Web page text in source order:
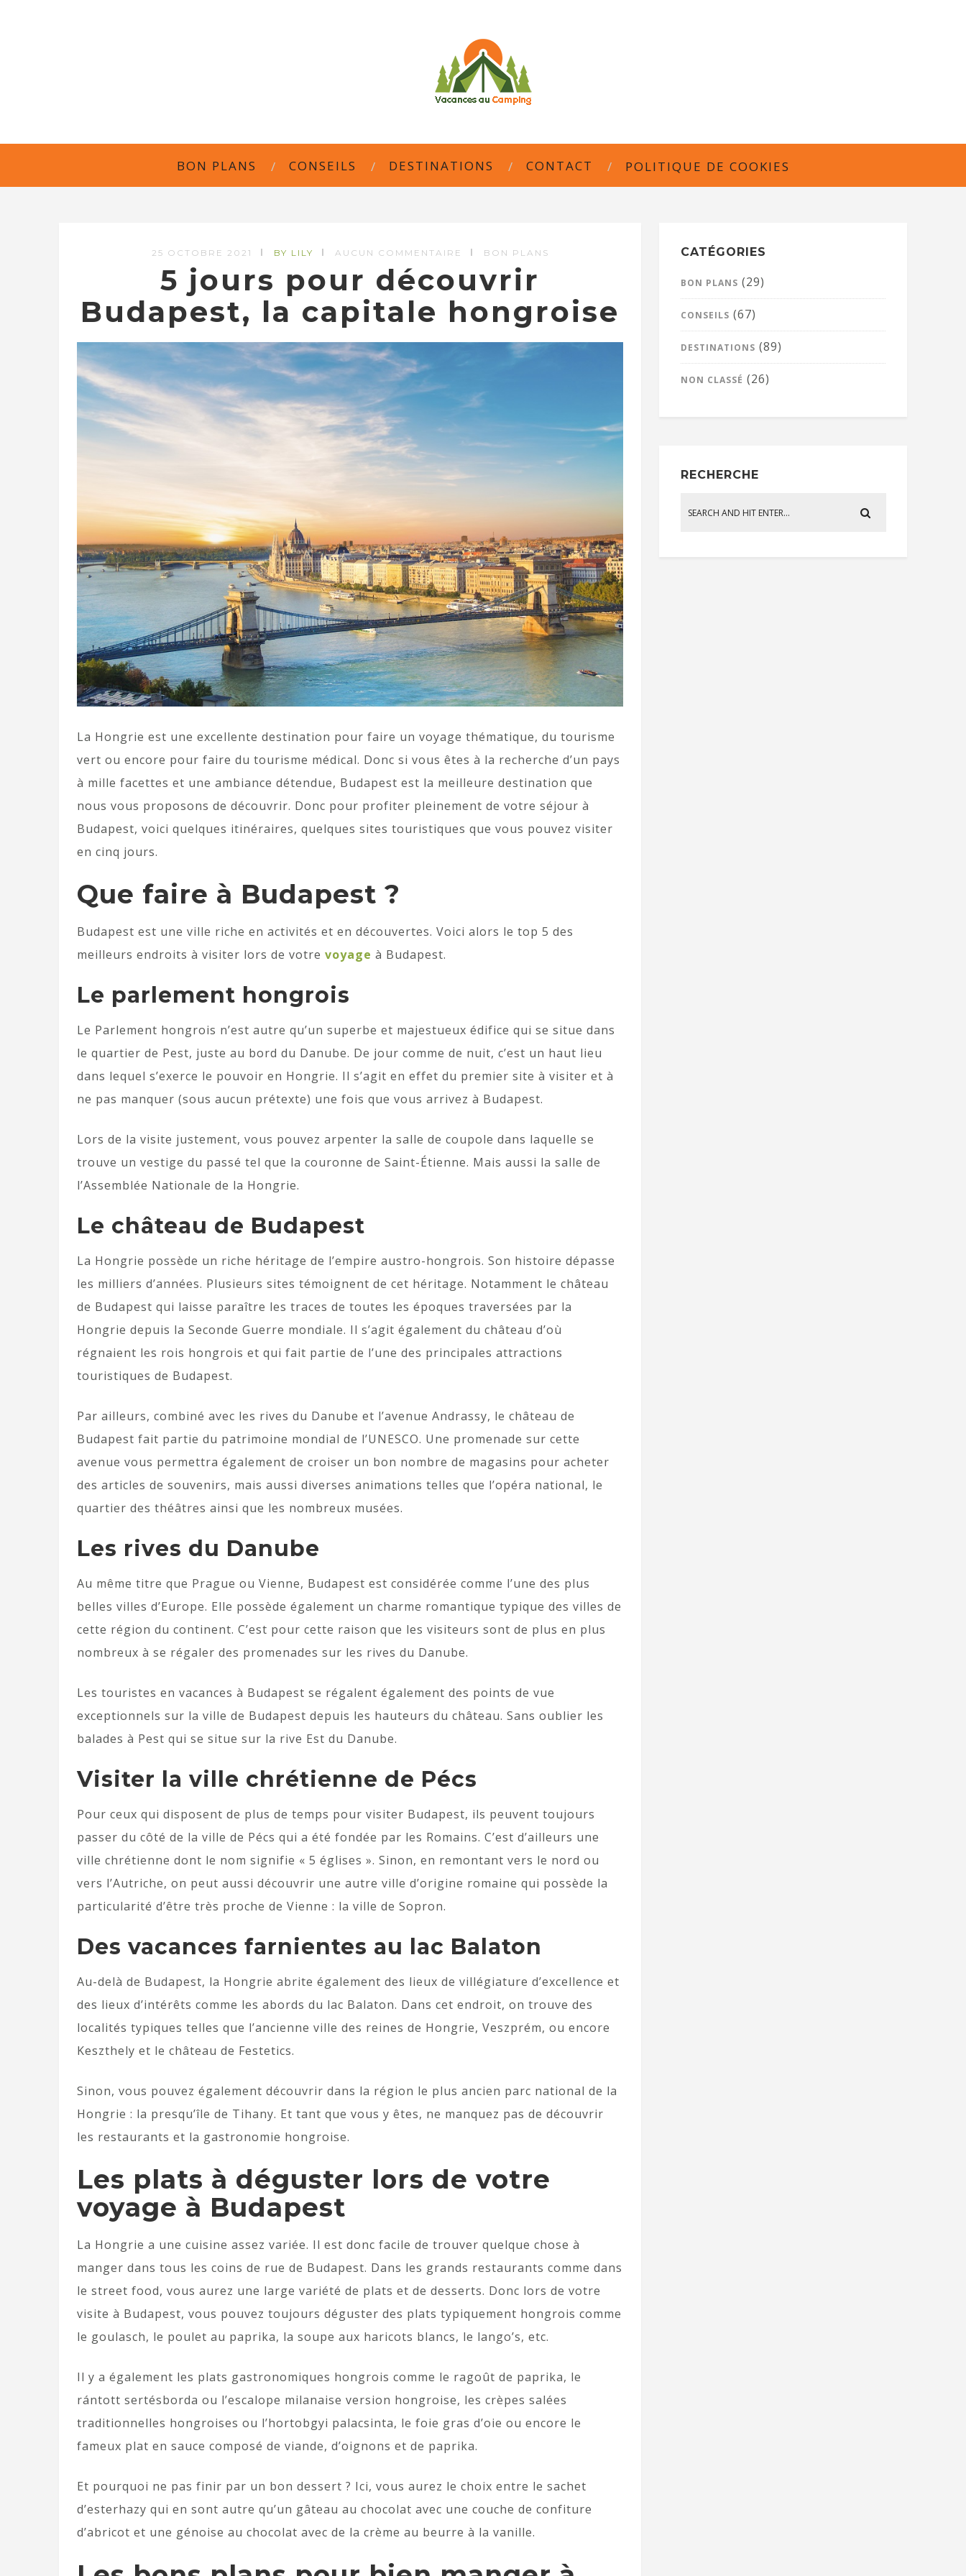
BON PLANS CONSEILS DESTINATIONS CONTACT POLITIQUE DE COOKIES
25 OCTOBRE 2021 BY LILY AUCUN COMMENTAIRE BON PLANS
5 jours pour découvrir
Budapest, la capitale hongroise
La Hongrie est une excellente destination pour faire un voyage thématique, du tourisme
vert ou encore pour faire du tourisme médical. Donc si vous êtes à la recherche d’un pays
à mille facettes et une ambiance détendue, Budapest est la meilleure destination que
nous vous proposons de découvrir. Donc pour profiter pleinement de votre séjour à
Budapest, voici quelques itinéraires, quelques sites touristiques que vous pouvez visiter
en cinq jours.
Que faire à Budapest ?
Budapest est une ville riche en activités et en découvertes. Voici alors le top 5 des
meilleurs endroits à visiter lors de votre voyage à Budapest.
Le parlement hongrois
Le Parlement hongrois n’est autre qu’un superbe et majestueux édifice qui se situe dans
le quartier de Pest, juste au bord du Danube. De jour comme de nuit, c’est un haut lieu
dans lequel s’exerce le pouvoir en Hongrie. Il s’agit en effet du premier site à visiter et à
ne pas manquer (sous aucun prétexte) une fois que vous arrivez à Budapest.
Lors de la visite justement, vous pouvez arpenter la salle de coupole dans laquelle se
trouve un vestige du passé tel que la couronne de Saint-Étienne. Mais aussi la salle de
l’Assemblée Nationale de la Hongrie.
Le château de Budapest
La Hongrie possède un riche héritage de l’empire austro-hongrois. Son histoire dépasse
les milliers d’années. Plusieurs sites témoignent de cet héritage. Notamment le château
de Budapest qui laisse paraître les traces de toutes les époques traversées par la
Hongrie depuis la Seconde Guerre mondiale. Il s’agit également du château d’où
régnaient les rois hongrois et qui fait partie de l’une des principales attractions
touristiques de Budapest.
Par ailleurs, combiné avec les rives du Danube et l’avenue Andrassy, le château de
Budapest fait partie du patrimoine mondial de l’UNESCO. Une promenade sur cette
avenue vous permettra également de croiser un bon nombre de magasins pour acheter
des articles de souvenirs, mais aussi diverses animations telles que l’opéra national, le
quartier des théâtres ainsi que les nombreux musées.
Les rives du Danube
Au même titre que Prague ou Vienne, Budapest est considérée comme l’une des plus
belles villes d’Europe. Elle possède également un charme romantique typique des villes de
cette région du continent. C’est pour cette raison que les visiteurs sont de plus en plus
nombreux à se régaler des promenades sur les rives du Danube.
Les touristes en vacances à Budapest se régalent également des points de vue
exceptionnels sur la ville de Budapest depuis les hauteurs du château. Sans oublier les
balades à Pest qui se situe sur la rive Est du Danube.
Visiter la ville chrétienne de Pécs
Pour ceux qui disposent de plus de temps pour visiter Budapest, ils peuvent toujours
passer du côté de la ville de Pécs qui a été fondée par les Romains. C’est d’ailleurs une
ville chrétienne dont le nom signifie « 5 églises ». Sinon, en remontant vers le nord ou
vers l’Autriche, on peut aussi découvrir une autre ville d’origine romaine qui possède la
particularité d’être très proche de Vienne : la ville de Sopron.
Des vacances farnientes au lac Balaton
Au-delà de Budapest, la Hongrie abrite également des lieux de villégiature d’excellence et
des lieux d’intérêts comme les abords du lac Balaton. Dans cet endroit, on trouve des
localités typiques telles que l’ancienne ville des reines de Hongrie, Veszprém, ou encore
Keszthely et le château de Festetics.
Sinon, vous pouvez également découvrir dans la région le plus ancien parc national de la
Hongrie : la presqu’île de Tihany. Et tant que vous y êtes, ne manquez pas de découvrir
les restaurants et la gastronomie hongroise.
Les plats à déguster lors de votre
voyage à Budapest
La Hongrie a une cuisine assez variée. Il est donc facile de trouver quelque chose à
manger dans tous les coins de rue de Budapest. Dans les grands restaurants comme dans
le street food, vous aurez une large variété de plats et de desserts. Donc lors de votre
visite à Budapest, vous pouvez toujours déguster des plats typiquement hongrois comme
le goulasch, le poulet au paprika, la soupe aux haricots blancs, le lango’s, etc.
Il y a également les plats gastronomiques hongrois comme le ragoût de paprika, le
rántott sertésborda ou l’escalope milanaise version hongroise, les crèpes salées
traditionnelles hongroises ou l’hortobgyi palacsinta, le foie gras d’oie ou encore le
fameux plat en sauce composé de viande, d’oignons et de paprika.
Et pourquoi ne pas finir par un bon dessert ? Ici, vous aurez le choix entre le sachet
d’esterhazy qui en sont autre qu’un gâteau au chocolat avec une couche de confiture
d’abricot et une génoise au chocolat avec de la crème au beurre à la vanille.
CATÉGORIES
BON PLANS (29)
CONSEILS (67)
DESTINATIONS (89)
NON CLASSÉ (26)
RECHERCHE